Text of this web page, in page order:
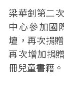
梁華釗第二
中心參加國
壇，再次捐
再次增加捐
冊兒童書籍。